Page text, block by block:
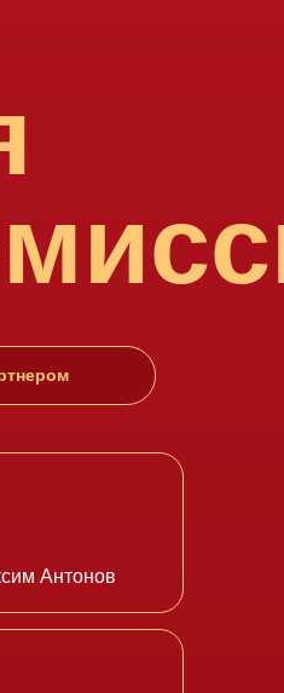
Антонов